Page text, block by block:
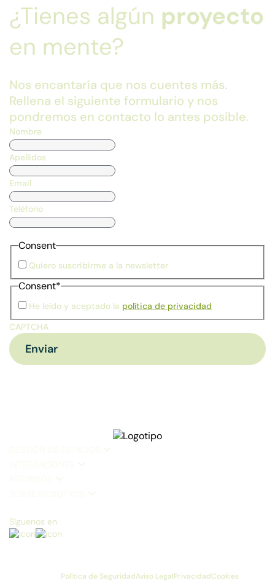
¿Tienes algún proyecto
en mente?
Nos encantaría que nos cuentes más.
Rellena el siguiente formulario y nos
pondremos en contacto lo antes posible.
Nombre
Apellidos
Email
Teléfono
Consent
Quiero suscribirme a la newsletter
Consent*
He leído y aceptado la política de privacidad
CAPTCHA
Síguenos en
Política de SeguridadAviso LegalPrivacidadCookies